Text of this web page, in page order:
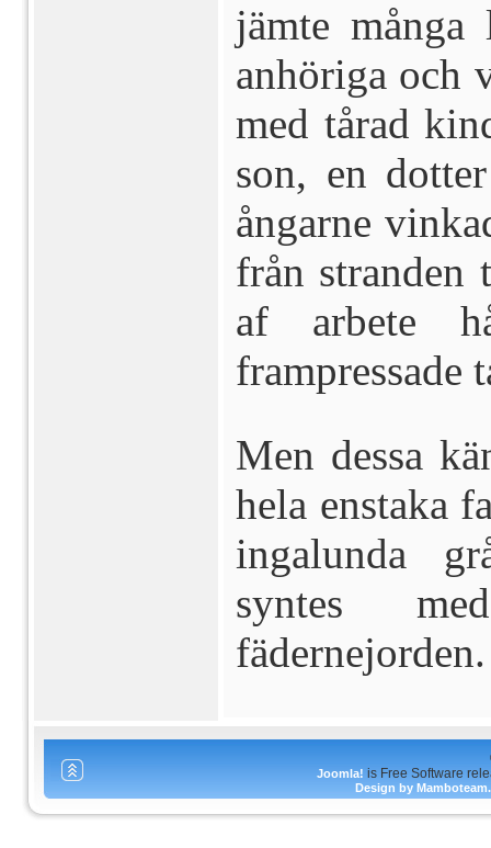
jämte
anhöriga och
med tårad
son, en
ångarne
från stranden
af arbete
frampressade
Men dessa
hela enstaka
ingalunda
syntes
fädernejorden.
Joomla! is Free Software
Design by